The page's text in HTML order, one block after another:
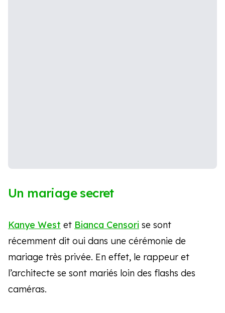
Un mariage secret
Kanye West et Bianca Censori se sont
récemment dit oui dans une cérémonie de
mariage très privée. En effet, le rappeur et
l’architecte se sont mariés loin des flashs des
caméras.